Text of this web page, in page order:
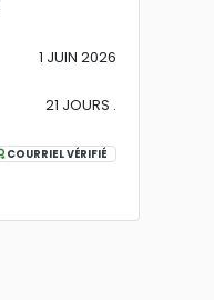
1 JUIN 2026
21 JOURS .
COURRIEL VÉRIFIÉ